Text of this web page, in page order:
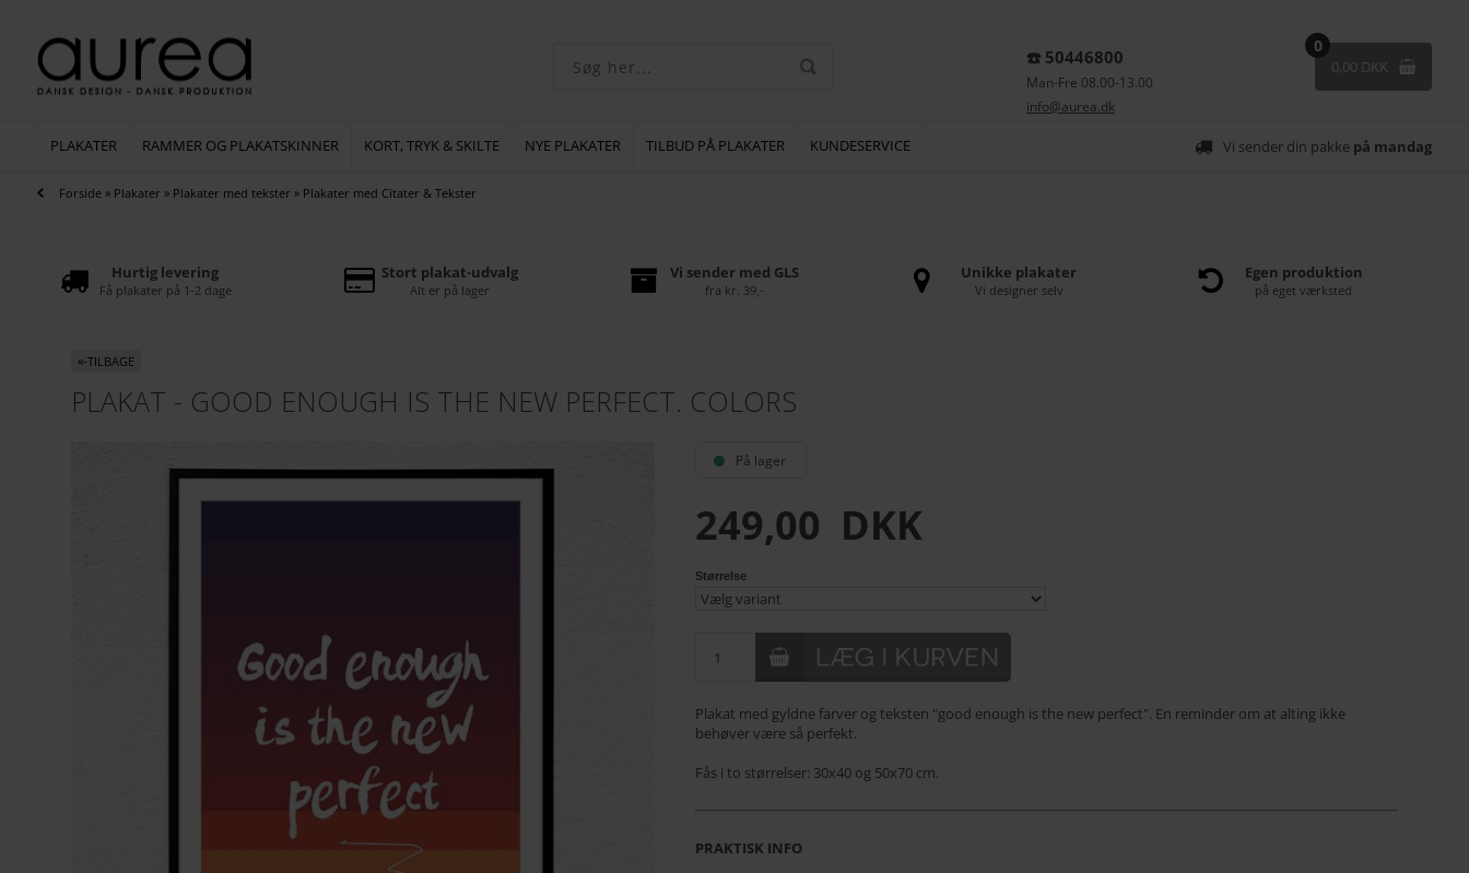
0
0,00 DKK
☎️ 50446800
Man-Fre 08.00-13.00
info@aurea.dk
Vi sender din pakke på mandag
PLAKATER RAMMER OG PLAKATSKINNER KORT, TRYK & SKILTE NYE PLAKATER TILBUD PÅ PLAKATER KUNDESERVICE
Forside» Plakater » Plakater med tekster » Plakater med Citater & Tekster
Hurtig levering
Få plakater på 1-2 dage
Stort plakat-udvalg
Alt er på lager
Vi sender med GLS
fra kr. 39,-
Unikke plakater
Vi designer selv
Egen produktion
på eget værksted
«-TILBAGE
PLAKAT - GOOD ENOUGH IS THE NEW PERFECT. COLORS
På lager
249,00 DKK
Størrelse
Plakat med gyldne farver og teksten "good enough is the new perfect". En reminder om at alting ikke
behøver være så perfekt.
Fås i to størrelser: 30x40 og 50x70 cm.
PRAKTISK INFO